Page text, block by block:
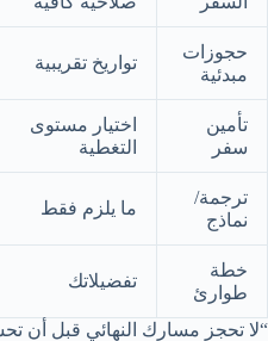
حجوزات
مبدئية
تواريخ تقريبية
تأمين
سفر
اختيار مستوى
التغطية
ترجمة/
نماذج
ما يلزم فقط
خطة
طوارئ
تفضيلاتك
“لا تحجز مسارك النهائي قبل أن